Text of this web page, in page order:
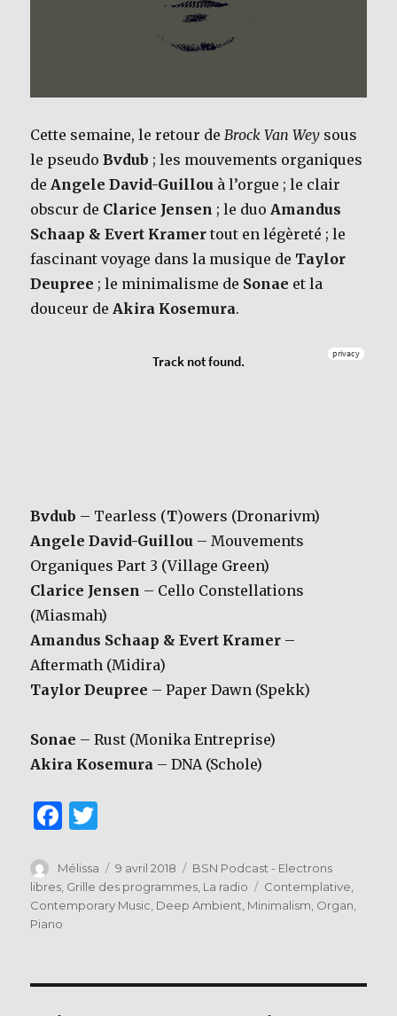
Cette semaine, le retour deBrock Van Wey sous
le pseudoBvdub ; les mouvements organiques
deAngele David-Guillou à l’orgue ; le clair
obscur de Clarice Jensen ; le duoAmandus
Schaap & Evert Kramer tout en légèreté ; le
fascinant voyage dans la musique de Taylor
Deupree ; le minimalisme de Sonae et la
douceur deAkira Kosemura.
Bvdub – Tearless (T)owers (Dronarivm)
Angele David-Guillou – Mouvements
Organiques Part 3 (Village Green)
Clarice Jensen – Cello Constellations
(Miasmah)
Amandus Schaap & Evert Kramer –
Aftermath (Midira)
Taylor Deupree – Paper Dawn (Spekk)
Sonae – Rust (Monika Entreprise)
Akira Kosemura – DNA (Schole)
F
c
e
o
it
te
Auteur
Mélissa
Publié
le
9 avril 2018 Catégories
BSN Podcast - Electrons
libres, Grille des programmes, La radio Étiquettes
Contemplative,
Contemporary Music, Deep Ambient, Minimalism, Organ,
Piano